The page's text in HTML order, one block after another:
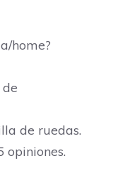
home?
de ruedas.
opiniones.